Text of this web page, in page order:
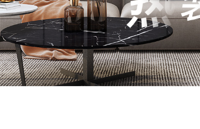
简约之家 奢享人生 自由北美
其他装修风格
佛山 中山 清远
佛山 清远 中山